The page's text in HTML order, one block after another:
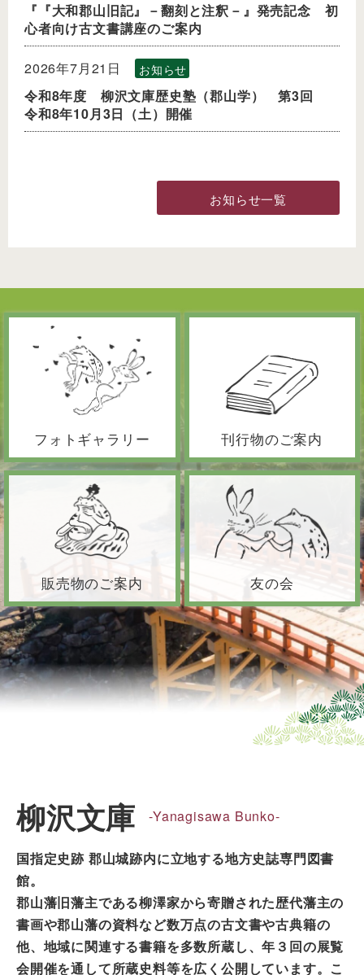
『『大和郡山旧記』－翻刻と注釈－』発売記念 初
心者向け古文書講座のご案内
2026年7月21日 お知らせ
令和8年度 柳沢文庫歴史塾（郡山学） 第3回
令和8年10月3日（土）開催
お知らせ一覧
フォトギャラリー 刊行物のご案内
販売物のご案内 友の会
柳沢文庫 -Yanagisawa Bunko-
国指定史跡 郡山城跡内に立地する地方史誌専門図書
館。
郡山藩旧藩主である柳澤家から寄贈された歴代藩主の
書画や郡山藩の資料など数万点の古文書や古典籍の
他、地域に関連する書籍を多数所蔵し、年３回の展覧
会開催を通して所蔵史料等を広く公開しています。こ